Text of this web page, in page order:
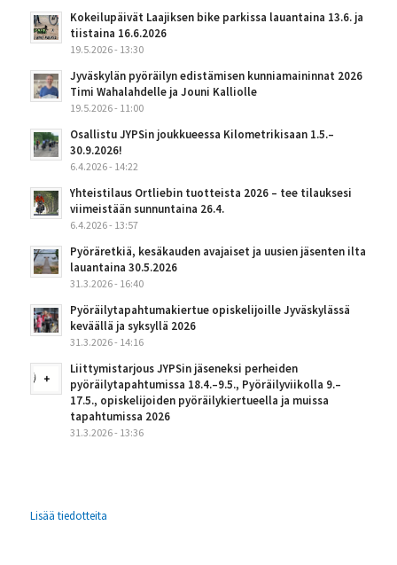
Kokeilupäivät Laajiksen bike parkissa lauantaina 13.6. ja
tiistaina 16.6.2026
19.5.2026 - 13:30
Jyväskylän pyöräilyn edistämisen kunniamaininnat 2026
Timi Wahalahdelle ja Jouni Kalliolle
19.5.2026 - 11:00
Osallistu JYPSin joukkueessa Kilometrikisaan 1.5.–
30.9.2026!
6.4.2026 - 14:22
Yhteistilaus Ortliebin tuotteista 2026 – tee tilauksesi
viimeistään sunnuntaina 26.4.
6.4.2026 - 13:57
Pyöräretkiä, kesäkauden avajaiset ja uusien jäsenten ilta
lauantaina 30.5.2026
31.3.2026 - 16:40
Pyöräilytapahtumakiertue opiskelijoille Jyväskylässä
keväällä ja syksyllä 2026
31.3.2026 - 14:16
Liittymistarjous JYPSin jäseneksi perheiden
pyöräilytapahtumissa 18.4.–9.5., Pyöräilyviikolla 9.–
17.5., opiskelijoiden pyöräilykiertueella ja muissa
tapahtumissa 2026
31.3.2026 - 13:36
Lisää tiedotteita